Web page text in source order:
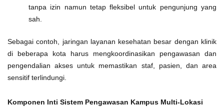
tanpa izin namun tetap fleksibel untuk pengunjung yang
sah.
Sebagai contoh, jaringan layanan kesehatan besar dengan klinik
di beberapa kota harus mengkoordinasikan pengawasan dan
pengendalian akses untuk memastikan staf, pasien, dan area
sensitif terlindungi.
Komponen Inti Sistem Pengawasan Kampus Multi-Lokasi